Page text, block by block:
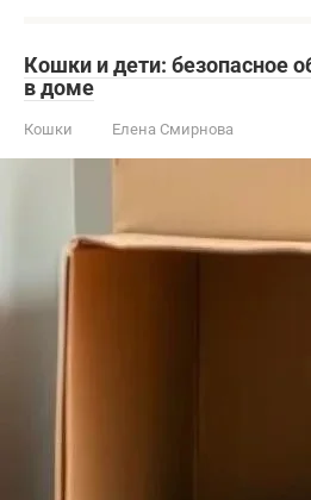
Кошки и дети: безопасное
в доме
Кошки Елена Смирнова